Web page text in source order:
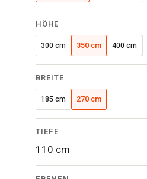
cm
·
2
Ebenen
·
Verzinktes
Gitter
HÖHE
300 cm 350 cm 400 cm
BREITE
185 cm 270 cm
TIEFE
110 cm